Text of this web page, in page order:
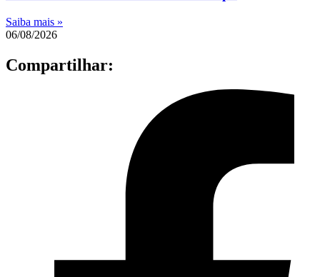
Saiba mais »
06/08/2026
Compartilhar: